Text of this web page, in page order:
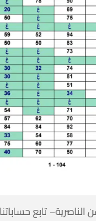
الناصرية– تابع